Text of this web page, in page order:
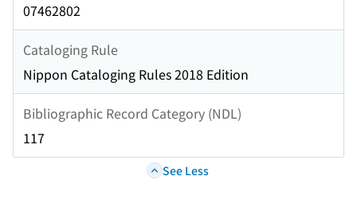
07462802
Cataloging Rule
Nippon Cataloging Rules 2018 Edition
Bibliographic Record Category (NDL)
117
See Less